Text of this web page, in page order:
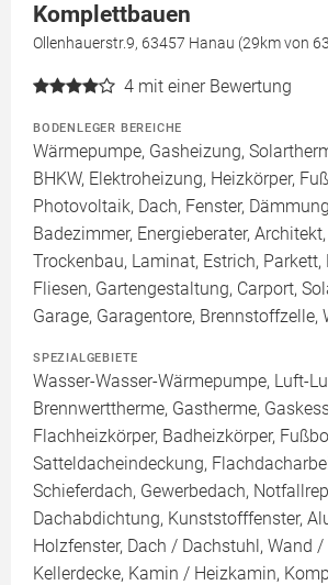
Komplettbauen
Ollenhauerstr.9, 63457 Hanau (29km von
4 mit einer Bewertung
BODENLEGER BEREICHE
Wärmepumpe, Gasheizung,
BHKW, Elektroheizung, Heizkörper,
Photovoltaik, Dach, Fenster,
Badezimmer, Energieberater,
Trockenbau, Laminat, Estrich, Parkett,
Fliesen, Gartengestaltung, Carport,
Garage, Garagentore, Brennstoffzelle,
SPEZIALGEBIETE
Wasser-Wasser-Wärmepumpe, Luft-
Brennwerttherme, Gastherme,
Flachheizkörper, Badheizkörper,
Satteldacheindeckung,
Schieferdach, Gewerbedach,
Dachabdichtung, Kunststofffenster,
Holzfenster, Dach / Dachstuhl, Wand /
Kellerdecke, Kamin / Heizkamin,